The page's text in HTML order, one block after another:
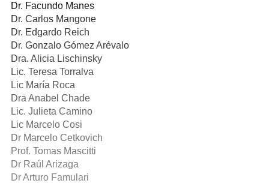
Dr. Facundo Manes
Dr. Carlos Mangone
Dr. Edgardo Reich
Dr. Gonzalo Gómez Arévalo
Dra. Alicia Lischinsky
Lic. Teresa Torralva
Lic María Roca
Dra Anabel Chade
Lic. Julieta Camino
Lic Marcelo Cosi
Dr Marcelo Cetkovich
Prof. Tomas Mascitti
Dr Raúl Arizaga
Dr Arturo Famulari